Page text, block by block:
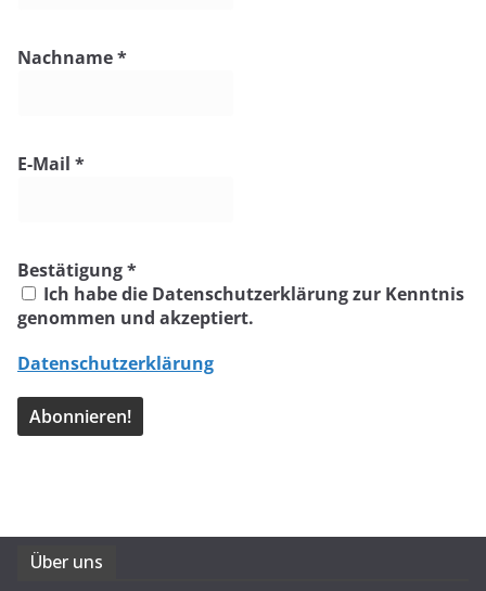
Nachname*
E-Mail *
Bestätigung*
Ich habe die Datenschutzerklärung zur Kenntnis
genommen und akzeptiert.
Datenschutzerklärung
Über uns